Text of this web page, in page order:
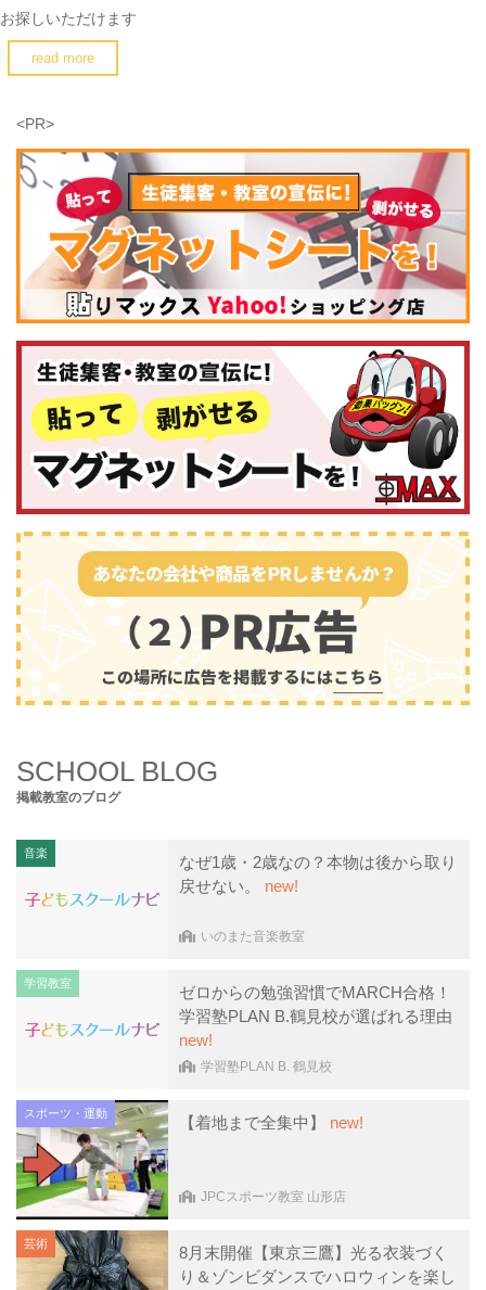
お探しいただけます
read more
<PR>
SCHOOL BLOG
掲載教室のブログ
音楽
なぜ1歳・2歳なの？本物は後から取り
戻せない。 new!
いのまた音楽教室
学習教室
ゼロからの勉強習慣でMARCH合格！
学習塾PLAN B.鶴見校が選ばれる理由
new!
学習塾PLAN B. 鶴見校
スポーツ・運動 【着地まで全集中】 new!
JPCスポーツ教室 山形店
芸術
8月末開催【東京三鷹】光る衣装づく
り＆ゾンビダンスでハロウィンを楽し